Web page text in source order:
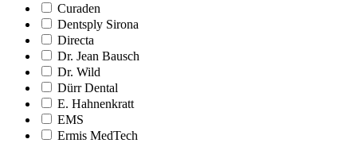
Curaden
Dentsply Sirona
Directa
Dr. Jean Bausch
Dr. Wild
Dürr Dental
E. Hahnenkratt
EMS
Ermis MedTech